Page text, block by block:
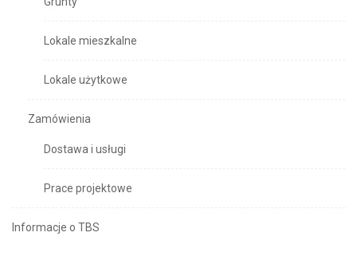
Lokale mieszkalne
Lokale użytkowe
Zamówienia
Dostawa i usługi
Prace projektowe
Informacje o TBS